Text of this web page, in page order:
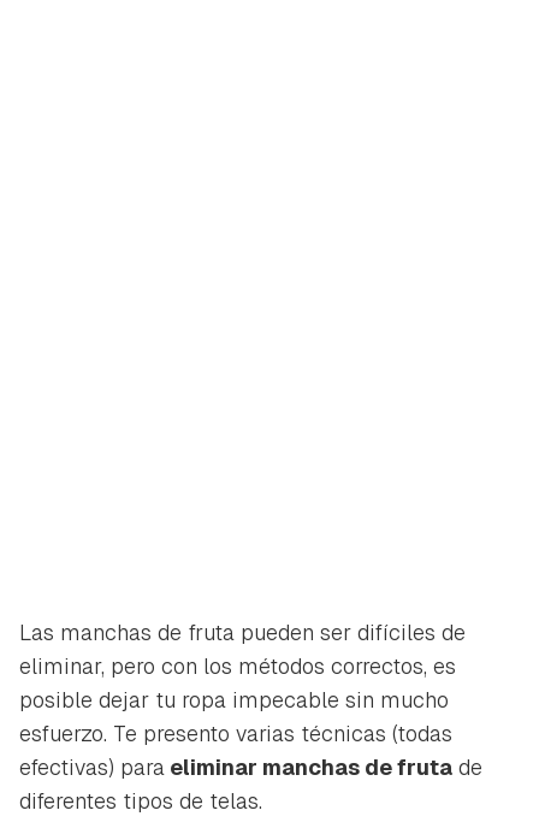
Las manchas de fruta pueden ser difíciles de
eliminar, pero con los métodos correctos, es
posible dejar tu ropa impecable sin mucho
esfuerzo. Te presento varias técnicas (todas
efectivas) para eliminar manchas de fruta de
diferentes tipos de telas.